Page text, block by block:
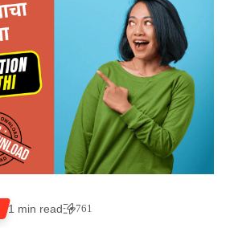
1 min read 761